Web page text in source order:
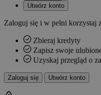
Utwórz konto
Zaloguj się i w pełni korzystaj
Zbieraj kredyty
Zapisz swoje
Uzyskaj przegląd o
Zaloguj się Utwórz konto